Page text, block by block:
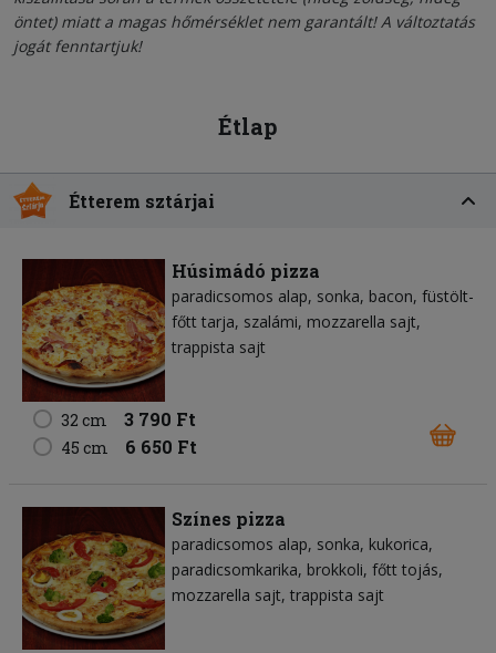
öntet) miatt a magas hőmérséklet nem garantált! A változtatás
jogát fenntartjuk!
Étlap
Étterem sztárjai
Húsimádó pizza
paradicsomos alap sonka bacon füstölt-
főtt tarja szalámi mozzarella sajt
trappista sajt
32 cm 3 790 Ft
45 cm 6 650 Ft
Színes pizza
paradicsomos alap sonka kukorica
paradicsomkarika brokkoli főtt tojás
mozzarella sajt trappista sajt